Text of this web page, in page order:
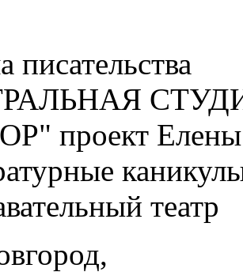
писательства
проект
театр